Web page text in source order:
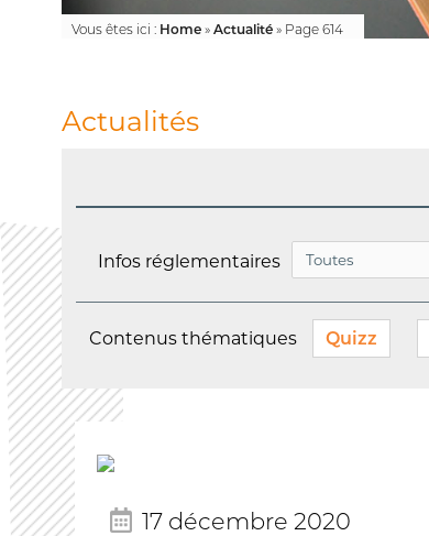
Vous êtes ici : Home » Actualité » Page 614
Actualités
Infos réglementaires
Contenus thématiques Quizz
17 décembre 2020